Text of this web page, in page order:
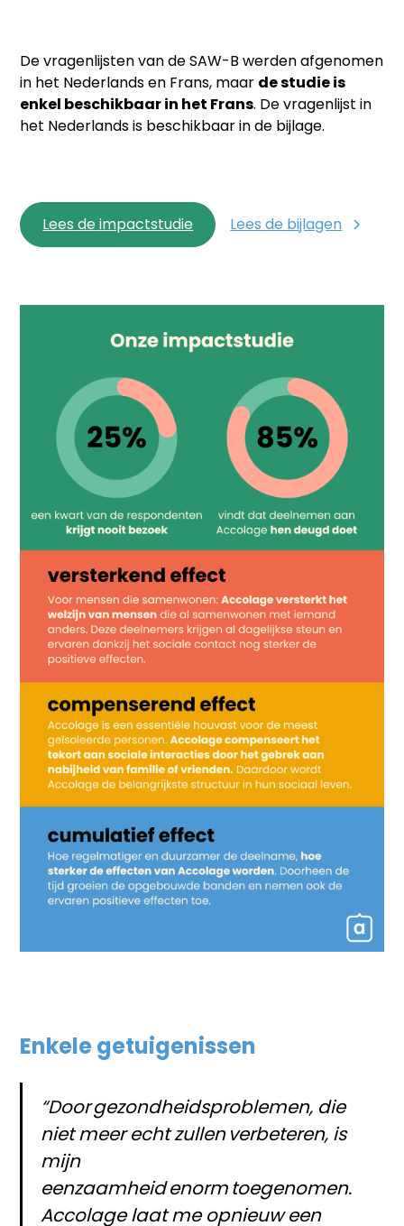
De vragenlijsten van de SAW-B werden afgenomen
in het Nederlands en Frans, maar de studie is
enkel beschikbaar in het Frans. De vragenlijst in
het Nederlands is beschikbaar in de bijlage.
Lees de impactstudie Lees de bijlagen
Enkele getuigenissen
“Door gezondheidsproblemen, die
niet meer echt zullen verbeteren, is
mijn
eenzaamheid enorm toegenomen.
Accolage laat me opnieuw een